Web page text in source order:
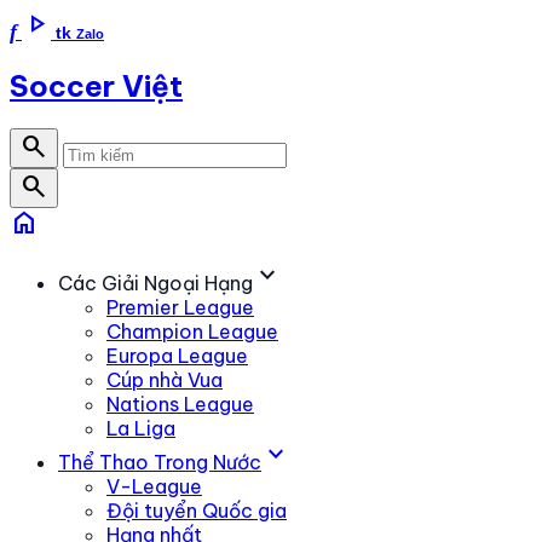
f play_arrow tk Zalo
Soccer Việt
search
search
home
Các Giải Ngoại Hạng expand_more
Premier League
Champion League
Europa League
Cúp nhà Vua
Nations League
La Liga
Thể Thao Trong Nước expand_more
V-League
Đội tuyển Quốc gia
Hạng nhất